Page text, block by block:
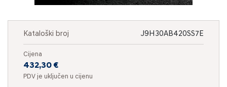
Kataloški broj J9H30AB420SS7E
Cijena
432,30 €
PDV je uključen u cijenu